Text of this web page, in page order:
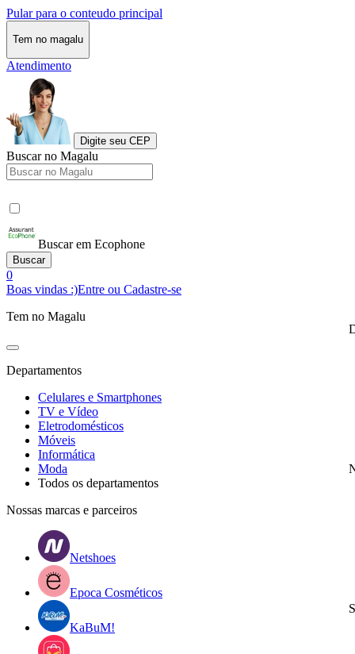
Pular para o conteudo principal
Tem no magalu
Atendimento
Digite seu CEP
Buscar no Magalu
Buscar em Ecophone
Buscar
0
Boas vindas :)Entre ou Cadastre-se
Tem no Magalu
Departamentos
Celulares e Smartphones
TV e Vídeo
Eletrodomésticos
Móveis
Informática
Moda
Todos os departamentos
Nossas marcas e parceiros
Netshoes
Epoca Cosméticos
KaBuM!